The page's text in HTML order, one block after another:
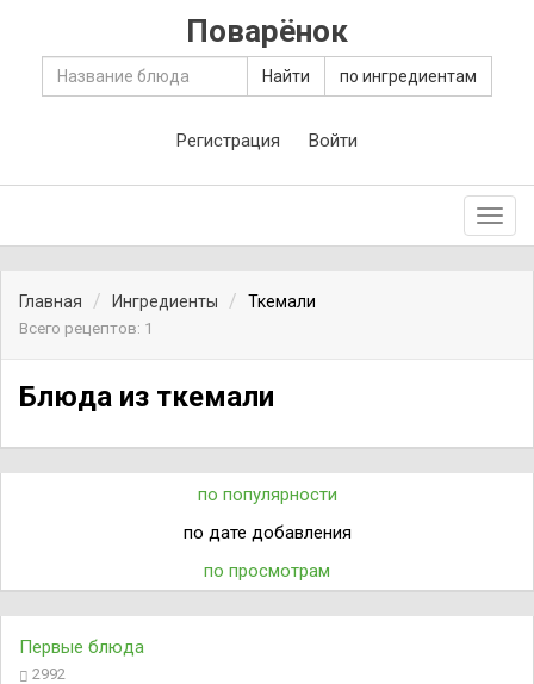
Поварёнок
Найти по ингредиентам
Регистрация Войти
Главная Ингредиенты
Ткемали
Всего рецептов: 1
Блюда из ткемали
по популярности
по дате добавления
по просмотрам
Первые блюда
2992